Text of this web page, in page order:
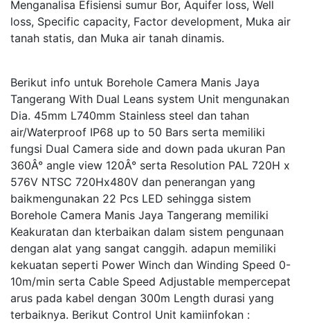
Menganalisa Efisiensi sumur Bor, Aquifer loss, Well
loss, Specific capacity, Factor development, Muka air
tanah statis, dan Muka air tanah dinamis.
Berikut info untuk Borehole Camera Manis Jaya
Tangerang With Dual Leans system Unit mengunakan
Dia. 45mm L740mm Stainless steel dan tahan
air/Waterproof IP68 up to 50 Bars serta memiliki
fungsi Dual Camera side and down pada ukuran Pan
360Â° angle view 120Â° serta Resolution PAL 720H x
576V NTSC 720Hx480V dan penerangan yang
baikmengunakan 22 Pcs LED sehingga sistem
Borehole Camera Manis Jaya Tangerang memiliki
Keakuratan dan kterbaikan dalam sistem pengunaan
dengan alat yang sangat canggih. adapun memiliki
kekuatan seperti Power Winch dan Winding Speed 0-
10m/min serta Cable Speed Adjustable mempercepat
arus pada kabel dengan 300m Length durasi yang
terbaiknya. Berikut Control Unit kamiinfokan :